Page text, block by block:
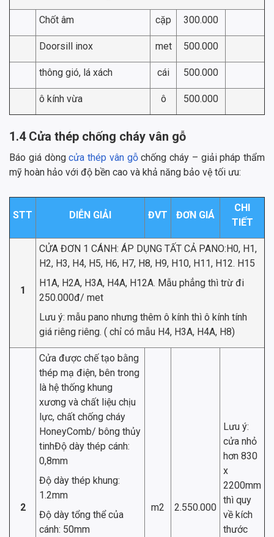
Chốt âm cặp 300.000
Doorsill inox met 500.000
thông gió, lá xách cái 500.000
ô kính vừa ô 500.000
1.4 Cửa thép chống cháy vân gỗ
Báo giá dòng cửa thép vân gỗ chống cháy – giải pháp thẩm
mỹ hoàn hảo với độ bền cao và khả năng bảo vệ tối ưu:
STT DIỄN GIẢI ĐVT ĐƠN GIÁ
CHI
TIẾT
1
CỬA ĐƠN 1 CÁNH: ÁP DỤNG TẤT CẢ PANO:H0, H1,
H2, H3, H4, H5, H6, H7, H8, H9, H10, H11, H12. H15
H1A, H2A, H3A, H4A, H12A. Mẫu phẳng thì trừ đi
250.000đ/ met
Lưu ý: mẫu pano nhưng thêm ô kính thì ô kính tính
giá riêng riêng. ( chỉ có mẫu H4, H3A, H4A, H8)
2
Cửa được chế tạo bằng
thép mạ điện, bên trong
là hệ thống khung
xương và chất liệu chịu
lực, chất chống cháy
HoneyComb/ bông thủy
tinhĐộ dày thép cánh:
0,8mm
Độ dày thép khung:
1.2mm
Độ dày tổng thể của
cánh: 50mm
m2 2.550.000
Lưu ý:
cửa nhỏ
hơn 830
x
2200mm
thì quy
về kích
thước